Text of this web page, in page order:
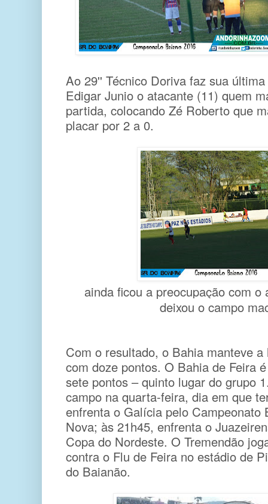
Ao 29'' Técnico Doriva faz sua
Edigar Junio o atacante (11) quem
partida, colocando Zé Roberto que
placar por 2 a 0.
ainda ficou a preocupação com
deixou o campo
Com o resultado, o Bahia manteve
com doze pontos. O Bahia de Feira
sete pontos – quinto lugar do grupo
campo na quarta-feira, dia em que
enfrenta o Galícia pelo Campeonato
Nova; às 21h45, enfrenta o
Copa do Nordeste. O Tremendão
contra o Flu de Feira no estádio de
do Baianão.